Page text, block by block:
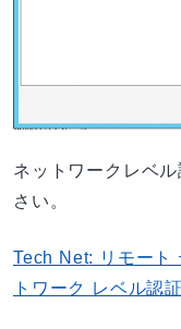
ネットワークレベ
さい。
Tech Net: リモート
トワーク レベル認